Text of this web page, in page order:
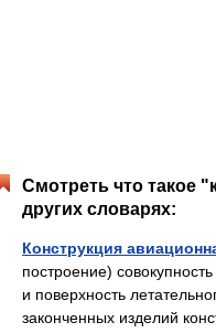
Смотреть что такое
других словарях:
Конструкция
построение)
и поверхность
законченных изделий